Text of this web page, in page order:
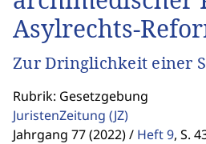
Asylrechts-
Zur Dringlichkeit einer
Rubrik: Gesetzgebung
JuristenZeitung (JZ)
Jahrgang 77 (2022) / Heft 9, S.